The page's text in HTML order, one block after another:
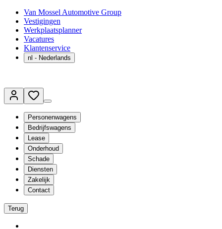
Van Mossel Automotive Group
Vestigingen
Werkplaatsplanner
Vacatures
Klantenservice
nl - Nederlands
Personenwagens
Bedrijfswagens
Lease
Onderhoud
Schade
Diensten
Zakelijk
Contact
Terug